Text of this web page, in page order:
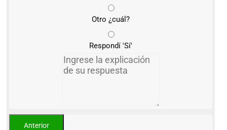
Otro ¿cuál?
Respondí 'Sí'